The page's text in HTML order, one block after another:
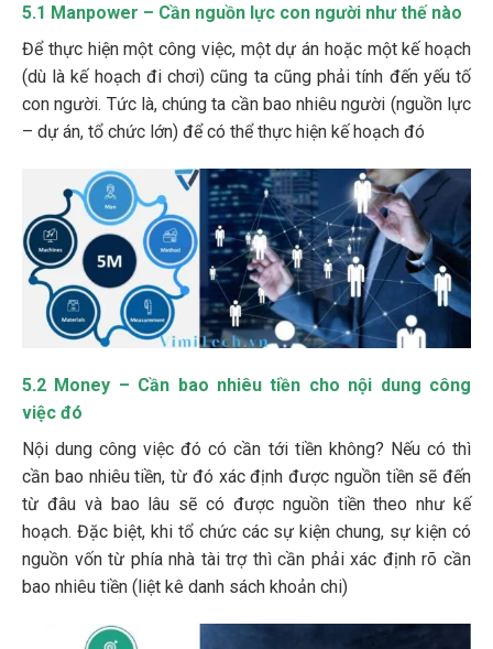
5.1 Manpower – Cần nguồn lực con người như thế nào
Để thực hiện một công việc, một dự án hoặc một kế hoạch
(dù là kế hoạch đi chơi) cũng ta cũng phải tính đến yếu tố
con người. Tức là, chúng ta cần bao nhiêu người (nguồn lực
– dự án, tổ chức lớn) để có thể thực hiện kế hoạch đó
5.2 Money – Cần bao nhiêu tiền cho nội dung công
việc đó
Nội dung công việc đó có cần tới tiền không? Nếu có thì
cần bao nhiêu tiền, từ đó xác định được nguồn tiền sẽ đến
từ đâu và bao lâu sẽ có được nguồn tiền theo như kế
hoạch. Đặc biệt, khi tổ chức các sự kiện chung, sự kiện có
nguồn vốn từ phía nhà tài trợ thì cần phải xác định rõ cần
bao nhiêu tiền (liệt kê danh sách khoản chi)